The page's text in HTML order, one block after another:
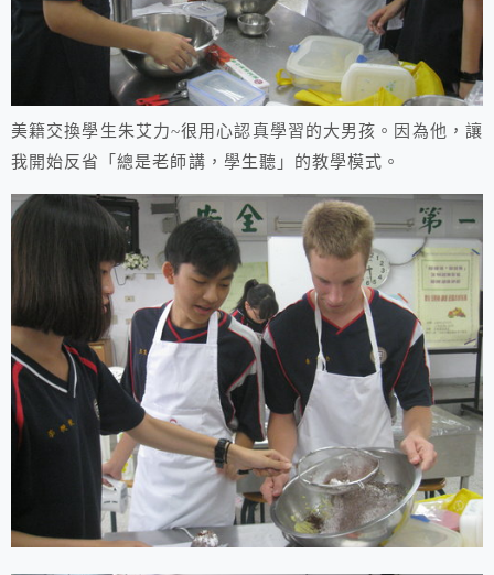
美籍交換學生朱艾力~很用心認真學習的大男孩。因為他，讓
我開始反省「總是老師講，學生聽」的教學模式。